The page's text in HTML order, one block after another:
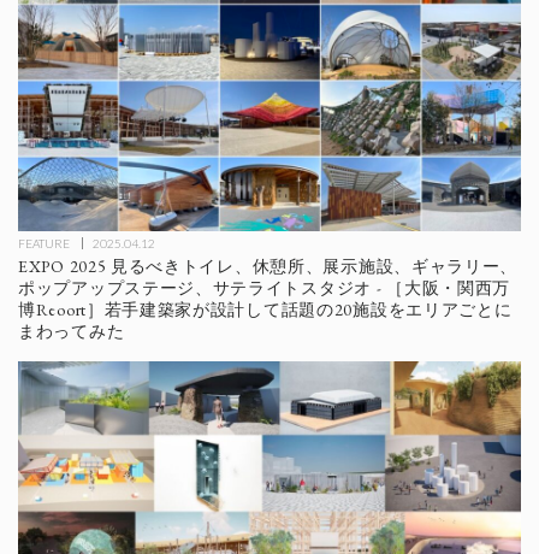
FEATURE 2025.04.12
EXPO 2025 見るべきトイレ、休憩所、展示施設、ギャラリー、
ポップアップステージ、サテライトスタジオ - ［大阪・関西万
博Reoort］若手建築家が設計して話題の20施設をエリアごとに
まわってみた